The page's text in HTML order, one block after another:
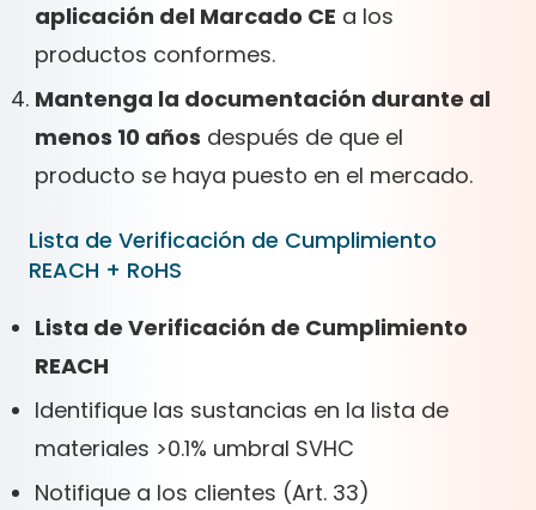
aplicación del Marcado CE a los
productos conformes.
Mantenga la documentación durante al
menos 10 años después de que el
producto se haya puesto en el mercado.
Lista de Verificación de Cumplimiento
REACH + RoHS
Lista de Verificación de Cumplimiento
REACH
Identifique las sustancias en la lista de
materiales >0.1% umbral SVHC
Notifique a los clientes (Art. 33)